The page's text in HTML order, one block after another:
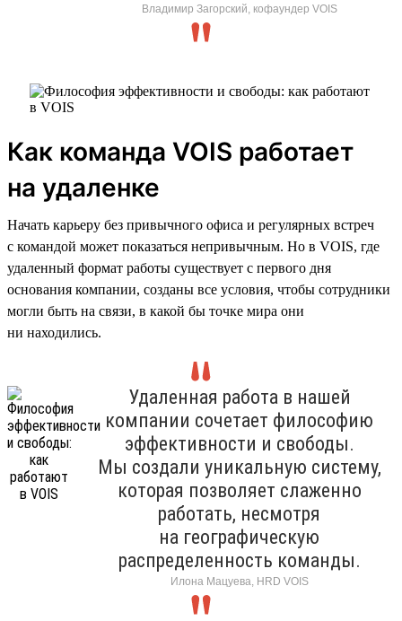
Владимир Загорский, кофаундер VOIS
Как команда VOIS работает
на удаленке
Начать карьеру без привычного офиса и регулярных встреч
с командой может показаться непривычным. Но в VOIS, где
удаленный формат работы существует с первого дня
основания компании, созданы все условия, чтобы сотрудники
могли быть на связи, в какой бы точке мира они
ни находились.
Удаленная работа в нашей
компании сочетает философию
эффективности и свободы.
Мы создали уникальную систему,
которая позволяет слаженно
работать, несмотря
на географическую
распределенность команды.
Илона Мацуева, HRD VOIS